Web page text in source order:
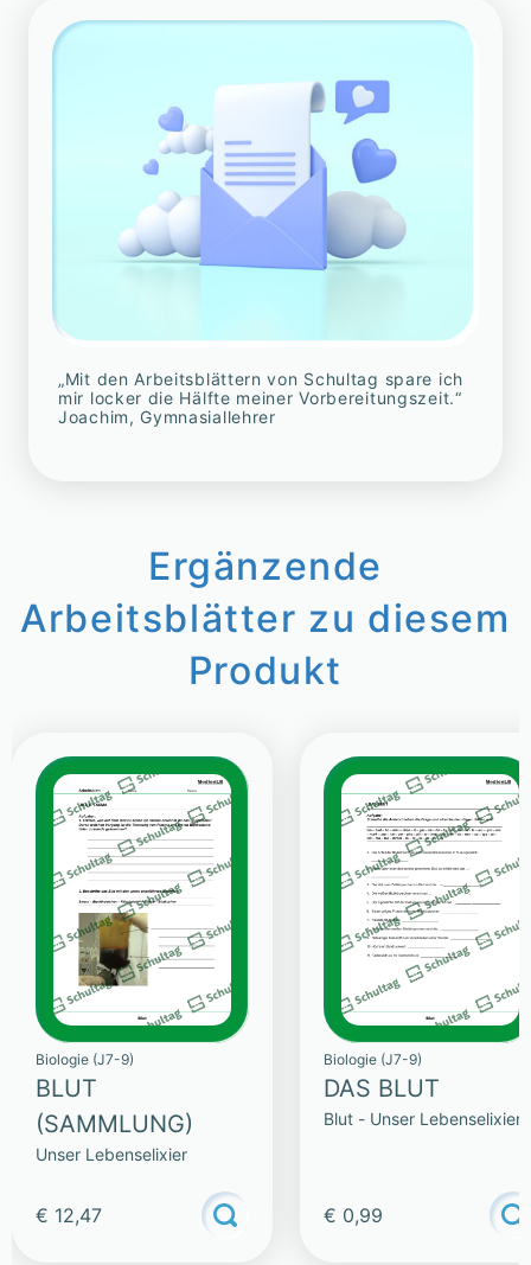
„Mit den Arbeitsblättern von Schultag spare ich
mir locker die Hälfte meiner Vorbereitungszeit.“
Joachim, Gymnasiallehrer
Ergänzende
Arbeitsblätter zu diesem
Produkt
Biologie (J7-9)
BLUT
(SAMMLUNG)
Unser Lebenselixier
€ 12,47
Biologie (J7-9)
DAS BLUT
Blut - Unser Lebenselixier
€ 0,99